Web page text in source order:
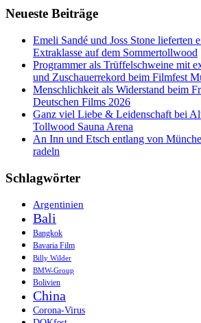
im
unfreiwilliges
Salto
Neueste Beiträge
Emeli Sandé und Joss Stone lieferten
Extraklasse auf dem Sommertollwood
Programmer als Trüffelschweine mit
und Zuschauerrekord beim Filmfest
Menschlichkeit als Widerstand beim
Deutschen Films 2026
Ganz viel Liebe & Leidenschaft bei
Tollwood Sauna Arena
An Inn und Etsch entlang von
radeln
Schlagwörter
Argentinien
Bali
Bangkok
Bavaria Film
Billy Wilder
BMW-Group
Bolivien
China
Corona-Virus